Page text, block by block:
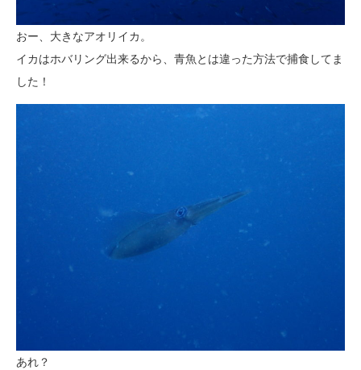
おー、大きなアオリイカ。
イカはホバリング出来るから、青魚とは違った方法で捕食してま
した！
あれ？